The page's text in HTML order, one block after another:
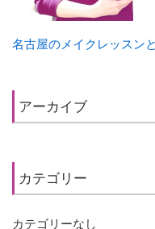
名古屋のメイクレッスン
アーカイブ
カテゴリー
カテゴリーなし